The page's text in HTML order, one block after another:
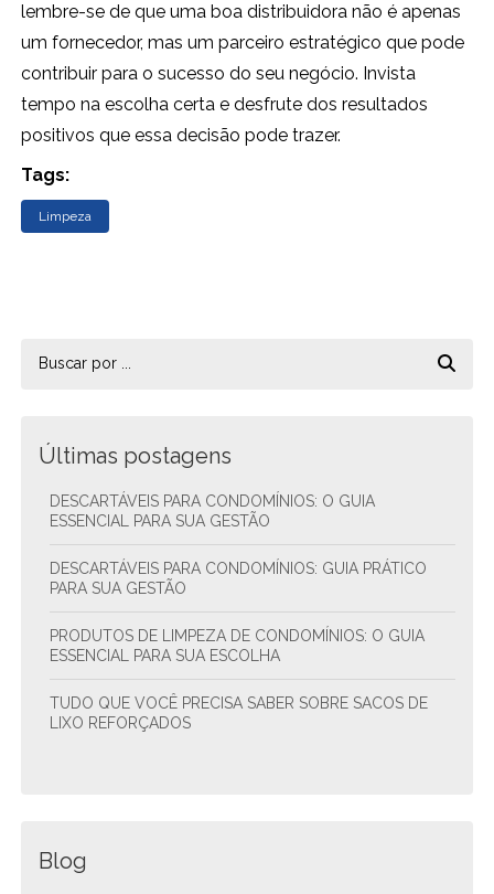
lembre-se de que uma boa distribuidora não é apenas
um fornecedor, mas um parceiro estratégico que pode
contribuir para o sucesso do seu negócio. Invista
tempo na escolha certa e desfrute dos resultados
positivos que essa decisão pode trazer.
Tags:
Limpeza
Últimas postagens
DESCARTÁVEIS PARA CONDOMÍNIOS: O GUIA
ESSENCIAL PARA SUA GESTÃO
DESCARTÁVEIS PARA CONDOMÍNIOS: GUIA PRÁTICO
PARA SUA GESTÃO
PRODUTOS DE LIMPEZA DE CONDOMÍNIOS: O GUIA
ESSENCIAL PARA SUA ESCOLHA
TUDO QUE VOCÊ PRECISA SABER SOBRE SACOS DE
LIXO REFORÇADOS
Blog